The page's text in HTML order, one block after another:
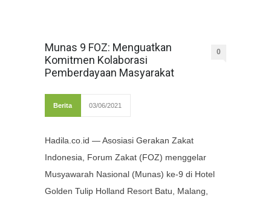
Munas 9 FOZ: Menguatkan
Komitmen Kolaborasi
Pemberdayaan Masyarakat
0
Berita 03/06/2021
Hadila.co.id — Asosiasi Gerakan Zakat
Indonesia, Forum Zakat (FOZ) menggelar
Musyawarah Nasional (Munas) ke-9 di Hotel
Golden Tulip Holland Resort Batu, Malang,